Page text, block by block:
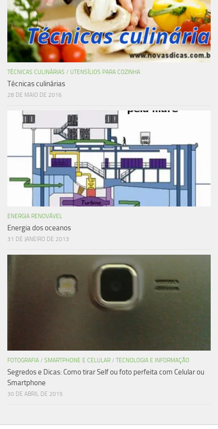
TÉCNICAS CULINÁRIAS / UTENSÍLIOS PARA COZINHA
Técnicas culinárias
28 DE MAIO DE 2016
ENERGIA RENOVÁVEL
Energia dos oceanos
31 DE JANEIRO DE 2013
FOTOGRAFIA / SMARTPHONE E CELULAR / TECNOLOGIA E INFORMAÇÃO
Segredos e Dicas: Como tirar Self ou foto perfeita com Celular ou
Smartphone
30 DE ABRIL DE 2015